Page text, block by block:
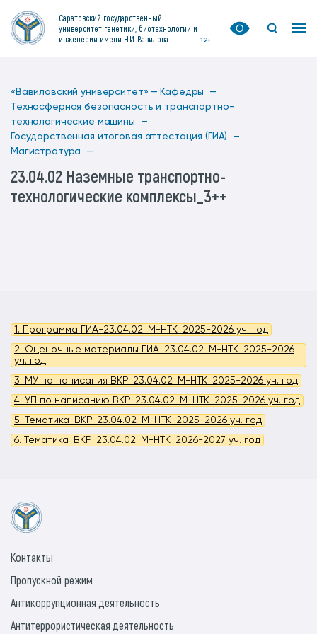
Саратовский государственный
университет генетики, биотехнологии и
инженерии имени Н.И. Вавилова
12+
«Вавиловский университет» — Кафедры —
Техносферная безопасность и транспортно-
технологические машины —
Государственная итоговая аттестация (ГИА) —
Магистратура —
23.04.02 Наземные транспортно-
технологические комплексы_3++
1. Программа ГИА-23.04.02_М-НТК_2025-2026 уч. год
2. Оценочные материалы ГИА_23.04.02_М-НТК_2025-2026
уч. год
3. МУ по написания ВКР_23.04.02_М-НТК_2025-2026 уч. год
4. УП по написанию ВКР_23.04.02_М-НТК_2025-2026 уч. год
5. Тематика_ВКР_23.04.02_М-НТК_2025-2026 уч. год
6. Тематика_ВКР_23.04.02_М-НТК_2026-2027 уч. год
Контакты
Пропускной режим
Антикоррупционная деятельность
Антитеррористическая деятельность